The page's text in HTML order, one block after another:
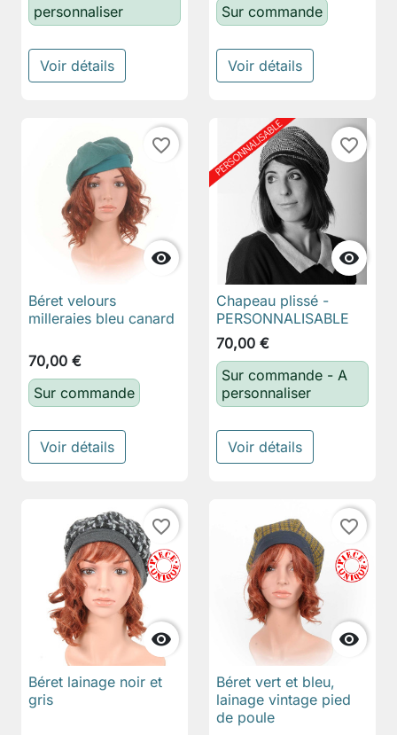
personnaliser
Voir détails
Sur commande
Voir détails

favorite_border
Béret velours
milleraies bleu canard
70,00 €
Sur commande
Voir détails

favorite_border
Chapeau plissé -
PERSONNALISABLE
70,00 €
Sur commande - A
personnaliser
Voir détails

favorite_border
Béret lainage noir et
gris

favorite_border
Béret vert et bleu,
lainage vintage pied
de poule